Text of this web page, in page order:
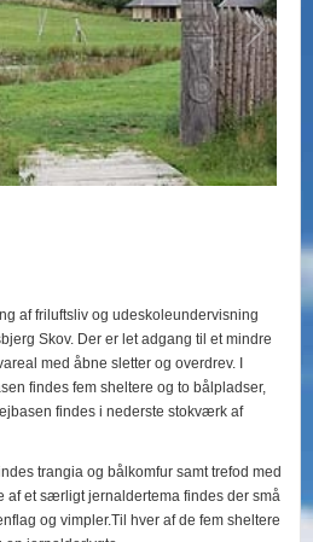
af friluftsliv og udeskoleundervisning
Skov. Der er let adgang til et mindre
med åbne sletter og overdrev. I
findes fem sheltere og to bålpladser,
findes i nederste stokværk af
trangia og bålkomfur samt trefod med
af et særligt jernaldertema findes der små
og vimpler.Til hver af de fem sheltere